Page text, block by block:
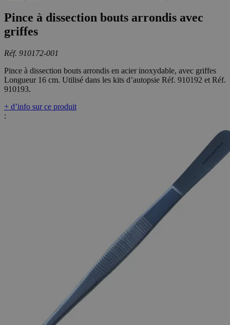
Pince à dissection bouts arrondis avec
griffes
Réf. 910172-001
Pince à dissection bouts arrondis en acier inoxydable, avec griffes
Longueur 16 cm. Utilisé dans les kits d’autopsie Réf. 910192 et Réf.
910193.
+ d’info sur ce produit
: